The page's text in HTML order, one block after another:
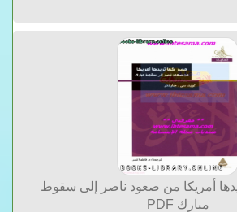
أمريكا من صعود ناصر إلى سقوط
مبارك PDF